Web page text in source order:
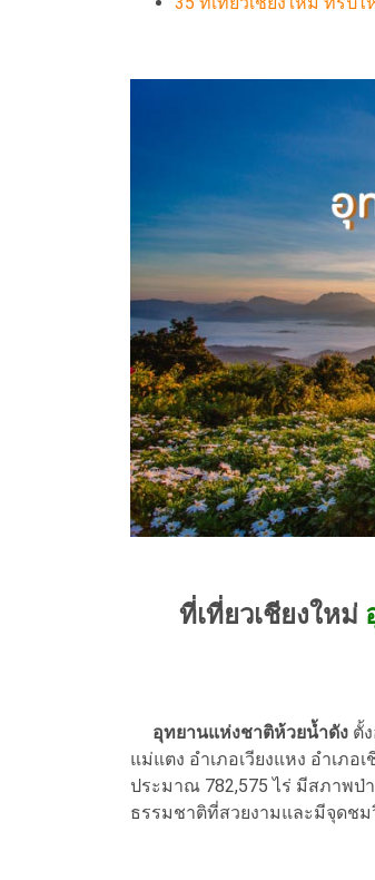
ที่เที่ยวเชียงใหม่
อุทยานแห่งชาติห้วยน้ำดัง ตั้
แม่แตง อำเภอเวียงแหง อำเภ
ประมาณ 782,575 ไร่ มีสภาพ
ธรรมชาติที่สวยงามและมีจุดช